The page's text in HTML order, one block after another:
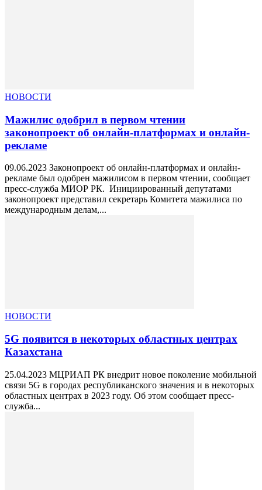
НОВОСТИ
Мажилис одобрил в первом чтении
законопроект об онлайн-платформах и онлайн-
рекламе
09.06.2023 Законопроект об онлайн-платформах и онлайн-
рекламе был одобрен мажилисом в первом чтении, сообщает
пресс-служба МИОР РК. Инициированный депутатами
законопроект представил секретарь Комитета мажилиса по
международным делам,...
НОВОСТИ
5G появится в некоторых областных центрах
Казахстана
25.04.2023 МЦРИАП РК внедрит новое поколение мобильной
связи 5G в городах республиканского значения и в некоторых
областных центрах в 2023 году. Об этом сообщает пресс-
служба...